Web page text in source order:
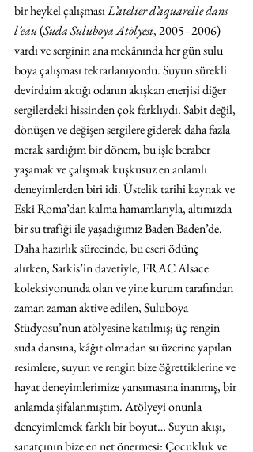
bir heykel çalışması L’atelier d’aquarelle dans
l’eau (Suda Suluboya Atölyesi, 2005–2006)
vardı ve serginin ana mekânında her gün sulu
boya çalışması tekrarlanıyordu. Suyun sürekli
devirdaim aktığı odanın akışkan enerjisi diğer
sergilerdeki hissinden çok farklıydı. Sabit değil,
dönüşen ve değişen sergilere giderek daha fazla
merak sardığım bir dönem, bu işle beraber
yaşamak ve çalışmak kuşkusuz en anlamlı
deneyimlerden biri idi. Üstelik tarihi kaynak ve
Eski Roma’dan kalma hamamlarıyla, altımızda
bir su trafiği ile yaşadığımız Baden Baden’de.
Daha hazırlık sürecinde, bu eseri ödünç
alırken, Sarkis’in davetiyle, FRAC Alsace
koleksiyonunda olan ve yine kurum tarafından
zaman zaman aktive edilen, Suluboya
Stüdyosu’nun atölyesine katılmış; üç rengin
suda dansına, kâğıt olmadan su üzerine yapılan
resimlere, suyun ve rengin bize öğrettiklerine ve
hayat deneyimlerimize yansımasına inanmış, bir
anlamda şifalanmıştım. Atölyeyi onunla
deneyimlemek farklı bir boyut… Suyun akışı,
sanatçının bize en net önermesi: Çocukluk ve